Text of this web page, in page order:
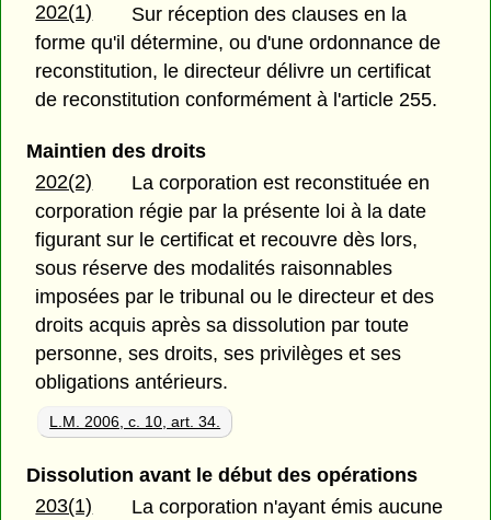
202(1)
Sur réception des clauses en la
forme qu'il détermine, ou d'une ordonnance de
reconstitution, le directeur délivre un certificat
de reconstitution conformément à l'article 255.
Maintien des droits
202(2)
La corporation est reconstituée en
corporation régie par la présente loi à la date
figurant sur le certificat et recouvre dès lors,
sous réserve des modalités raisonnables
imposées par le tribunal ou le directeur et des
droits acquis après sa dissolution par toute
personne, ses droits, ses privilèges et ses
obligations antérieurs.
L.M. 2006, c. 10, art. 34.
Dissolution avant le début des opérations
203(1)
La corporation n'ayant émis aucune